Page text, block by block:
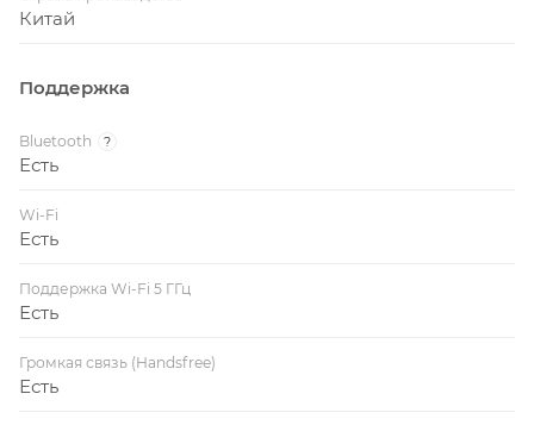
Китай
Поддержка
Bluetooth ?
Есть
Wi-Fi
Есть
Поддержка Wi-Fi 5 ГГц
Есть
Громкая связь (Handsfree)
Есть